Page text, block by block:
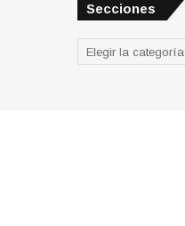
Secciones
Secciones